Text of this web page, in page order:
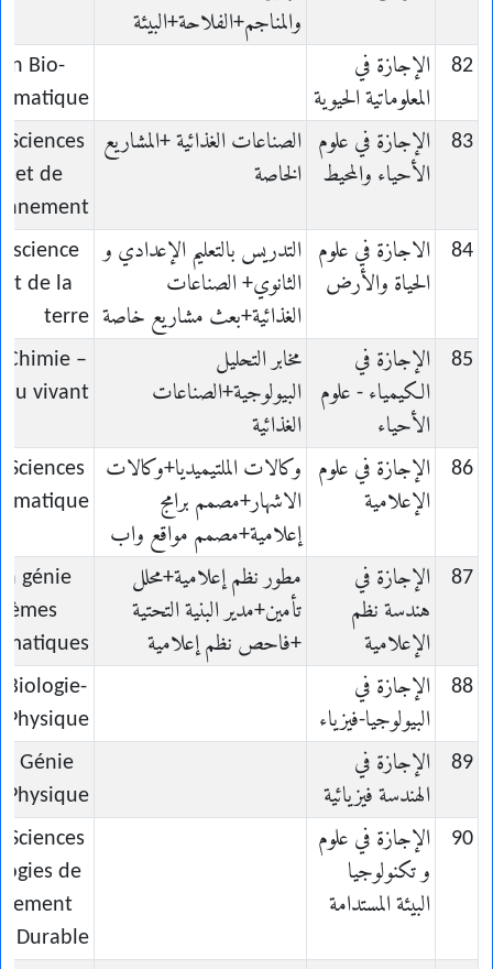
والمناجم+الفلاحة+البيئة
82
الإجازة في
المعلوماتية الحيوية
Bio-
83
الإجازة في علوم
الأحياء والمحيط
الصناعات الغذائية +المشاريع
الخاصة
Sciences
et de
84
الاجازة في علوم
الحياة والأرض
التدريس بالتعليم الإعدادي و
الثانوي+ الصناعات
الغذائية+بعث مشاريع خاصة
science
de la
terre
85
الإجازة في
الكيمياء - علوم
الأحياء
مخابر التحليل
البيولوجية+الصناعات
الغذائية
Chimie –
du vivant
86
الإجازة في علوم
الإعلامية
وكالات الملتيميديا+وكالات
الاشهار+مصمم برامج
إعلامية+مصمم مواقع واب
Sciences
87
الإجازة في
هندسة نظم
الإعلامية
مطور نظم إعلامية+محلل
تأمين+مدير البنية التحتية
+فاحص نظم إعلامية
génie
88
الإجازة في
البيولوجيا-فيزياء
Biologie-
Physique
89
الإجازة في
الهندسة فيزيائية
Génie
Physique
90
الإجازة في علوم
و تكنولوجيا
البيئة المستدامة
Sciences
de
Durable